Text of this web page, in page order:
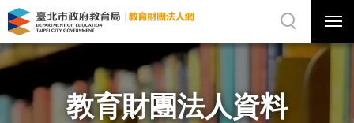
教
育
團
資
料
網
站
選
選
單
關
網
站
尋
教育財團法人資料